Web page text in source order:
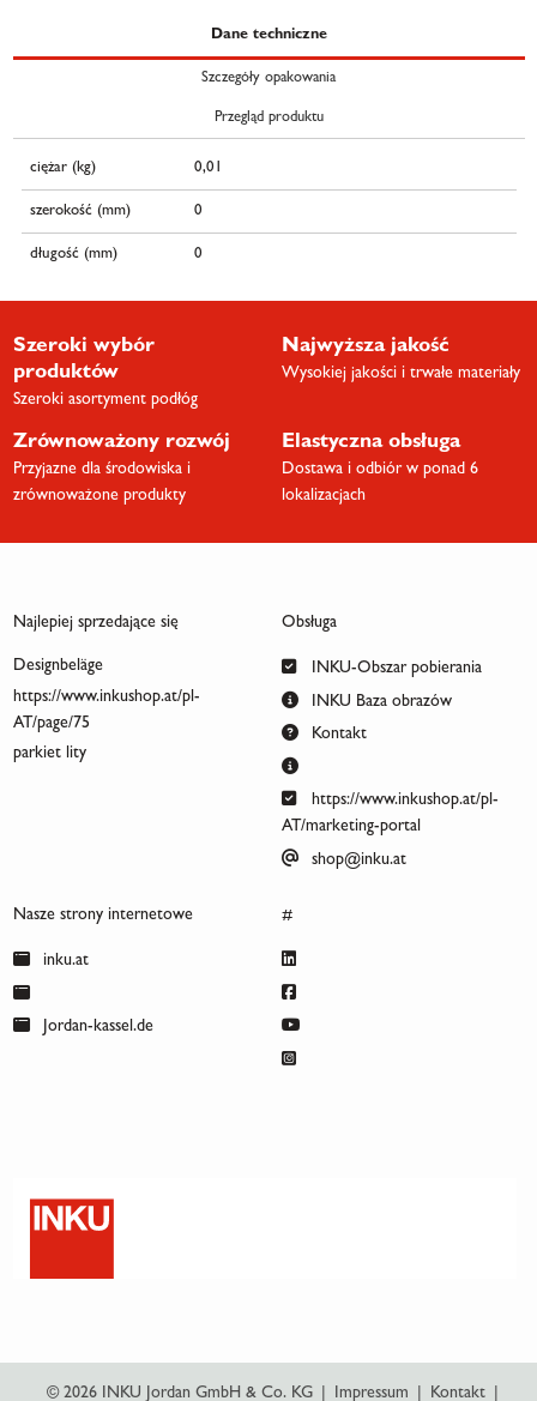
Dane techniczne
Szczegóły opakowania
Przegląd produktu
ciężar (kg) 0,01
szerokość (mm) 0
długość (mm) 0
Szeroki wybór
produktów
Szeroki asortyment podłóg
Najwyższa jakość
Wysokiej jakości i trwałe materiały
Zrównoważony rozwój
Przyjazne dla środowiska i
zrównoważone produkty
Elastyczna obsługa
Dostawa i odbiór w ponad 6
lokalizacjach
Najlepiej sprzedające się
Designbeläge
https://www.inkushop.at/pl-
AT/page/75
parkiet lity
Obsługa
INKU-Obszar pobierania
INKU Baza obrazów
Kontakt
https://www.inkushop.at/pl-
AT/marketing-portal
shop@inku.at
Nasze strony internetowe
inku.at
Jordan-kassel.de
#
© 2026 INKU Jordan GmbH & Co. KG Impressum Kontakt